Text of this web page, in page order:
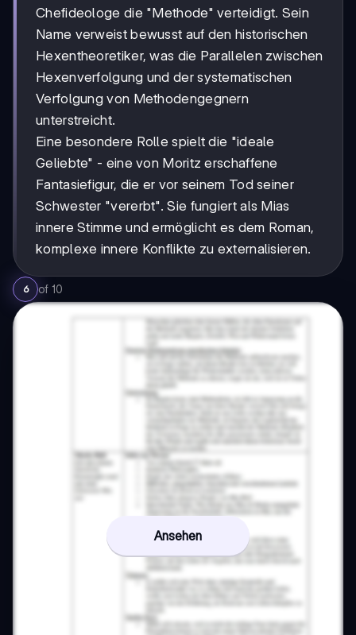
Chefideologe die "Methode" verteidigt. Sein
Name verweist bewusst auf den historischen
Hexentheoretiker, was die Parallelen zwischen
Hexenverfolgung und der systematischen
Verfolgung von Methodengegnern
unterstreicht.
Eine besondere Rolle spielt die "ideale
Geliebte" - eine von Moritz erschaffene
Fantasiefigur, die er vor seinem Tod seiner
Schwester "vererbt". Sie fungiert als Mias
innere Stimme und ermöglicht es dem Roman,
komplexe innere Konflikte zu externalisieren.
6 of 10
Ansehen